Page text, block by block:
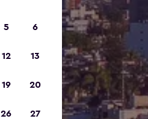
5 6
12 13
19 20
26 27